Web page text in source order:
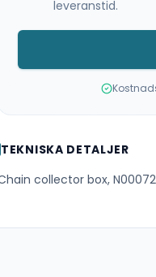
leveranstid.
TEKNISKA DETALJER
collector box,